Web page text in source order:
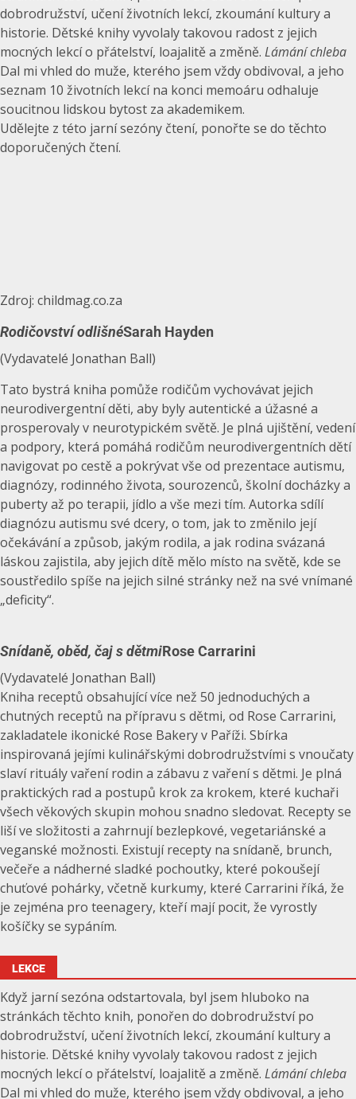
dobrodružství, učení životních lekcí, zkoumání kultury a
historie. Dětské knihy vyvolaly takovou radost z jejich
mocných lekcí o přátelství, loajalitě a změně. Lámání chleba
Dal mi vhled do muže, kterého jsem vždy obdivoval, a jeho
seznam 10 životních lekcí na konci memoáru odhaluje
soucitnou lidskou bytost za akademikem.
Udělejte z této jarní sezóny čtení, ponořte se do těchto
doporučených čtení.
Zdroj: childmag.co.za
Rodičovství odlišnéSarah Hayden
(Vydavatelé Jonathan Ball)
Tato bystrá kniha pomůže rodičům vychovávat jejich
neurodivergentní děti, aby byly autentické a úžasné a
prosperovaly v neurotypickém světě. Je plná ujištění, vedení
a podpory, která pomáhá rodičům neurodivergentních dětí
navigovat po cestě a pokrývat vše od prezentace autismu,
diagnózy, rodinného života, sourozenců, školní docházky a
puberty až po terapii, jídlo a vše mezi tím. Autorka sdílí
diagnózu autismu své dcery, o tom, jak to změnilo její
očekávání a způsob, jakým rodila, a jak rodina svázaná
láskou zajistila, aby jejich dítě mělo místo na světě, kde se
soustředilo spíše na jejich silné stránky než na své vnímané
„deficity“.
Snídaně, oběd, čaj s dětmiRose Carrarini
(Vydavatelé Jonathan Ball)
Kniha receptů obsahující více než 50 jednoduchých a
chutných receptů na přípravu s dětmi, od Rose Carrarini,
zakladatele ikonické Rose Bakery v Paříži. Sbírka
inspirovaná jejími kulinářskými dobrodružstvími s vnoučaty
slaví rituály vaření rodin a zábavu z vaření s dětmi. Je plná
praktických rad a postupů krok za krokem, které kuchaři
všech věkových skupin mohou snadno sledovat. Recepty se
liší ve složitosti a zahrnují bezlepkové, vegetariánské a
veganské možnosti. Existují recepty na snídaně, brunch,
večeře a nádherné sladké pochoutky, které pokoušejí
chuťové pohárky, včetně kurkumy, které Carrarini říká, že
je zejména pro teenagery, kteří mají pocit, že vyrostly
košíčky se sypáním.
LEKCE
Když jarní sezóna odstartovala, byl jsem hluboko na
stránkách těchto knih, ponořen do dobrodružství po
dobrodružství, učení životních lekcí, zkoumání kultury a
historie. Dětské knihy vyvolaly takovou radost z jejich
mocných lekcí o přátelství, loajalitě a změně. Lámání chleba
Dal mi vhled do muže, kterého jsem vždy obdivoval, a jeho